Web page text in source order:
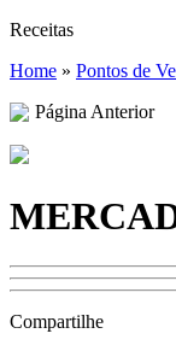
Receitas
Home » Pontos de
Página Anterior
Compartilhe